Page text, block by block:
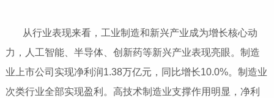
​​​​​​​ 从行业表现来看，工业制造和新兴产业成为增长核心动
力，人工智能、半导体、创新药等新兴产业表现亮眼。制造
业上市公司实现净利润1.38万亿元，同比增长10.0%。制造业
次类行业全部实现盈利。高技术制造业支撑作用明显，净利